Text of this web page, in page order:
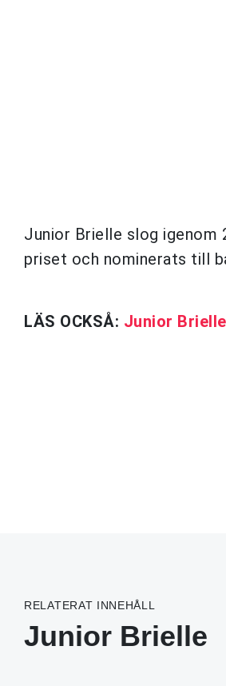
Junior Brielle slog igenom
priset och nominerats till
LÄS OCKSÅ: Junior
RELATERAT INNEHÅLL
Junior Brielle